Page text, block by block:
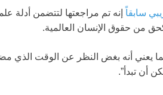
سابقاً إنه تم مراجعتها لتتضمن أدلة
من حقوق الإنسان العالمية.
مما يعني أنه بغض النظر عن الوقت الذي
أن تبدأ”.